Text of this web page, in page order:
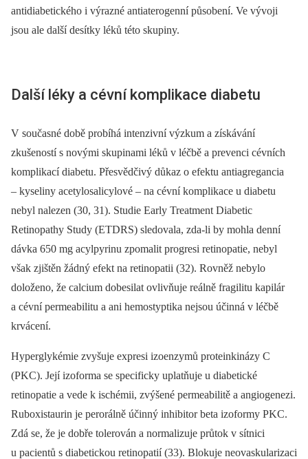
antidiabetického i výrazné antiaterogenní působení. Ve vývoji
jsou ale další desítky léků této skupiny.
Další léky a cévní komplikace diabetu
V současné době probíhá intenzivní výzkum a získávání
zkušeností s novými skupinami léků v léčbě a prevenci cévních
komplikací diabetu. Přesvědčivý důkaz o efektu antiagregancia
–⁠ kyseliny acetylosalicylové –⁠ na cévní komplikace u diabetu
nebyl nalezen (30, 31). Studie Early Treatment Diabetic
Retinopathy Study (ETDRS) sledovala, zda-li by mohla denní
dávka 650 mg acylpyrinu zpomalit progresi retinopatie, nebyl
však zjištěn žádný efekt na retinopatii (32). Rovněž nebylo
doloženo, že calcium dobesilat ovlivňuje reálně fragilitu kapilár
a cévní permeabilitu a ani hemostyptika nejsou účinná v léčbě
krvácení.
Hyperglykémie zvyšuje expresi izoenzymů proteinkinázy C
(PKC). Její izoforma se specificky uplatňuje u diabetické
retinopatie a vede k ischémii, zvýšené permeabilitě a angiogenezi.
Ruboxistaurin je perorálně účinný inhibitor beta izoformy PKC.
Zdá se, že je dobře tolerován a normalizuje průtok v sítnici
u pacientů s diabetickou retinopatií (33). Blokuje neovaskularizaci